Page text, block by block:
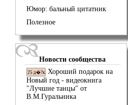
Юмор: бальный цитатник
Полезное
Новости сообщества
25 д�?к Хороший подарок на
Новый год - видеокнига
"Лучшие танцы" от
В.М.Гуральника